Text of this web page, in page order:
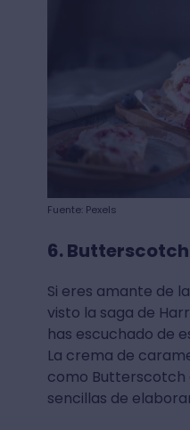
Fuente: Pexels
6. Butterscotch
Si eres amante de
visto la saga de
has escuchado de
La crema de
como Butterscotch
sencillas de